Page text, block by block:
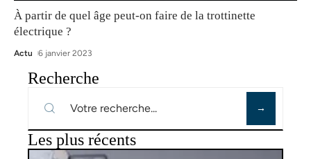
À partir de quel âge peut-on faire de la trottinette
électrique ?
Actu 6 janvier 2023
Recherche
Les plus récents